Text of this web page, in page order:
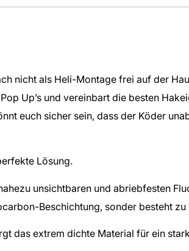
nicht als Heli-Montage frei auf der
Up’s und vereinbart die besten
euch sicher sein, dass der Köder
Lösung.
unsichtbaren und abriebfesten
Beschichtung, sonder besteht zu
das extrem dichte Material für ein